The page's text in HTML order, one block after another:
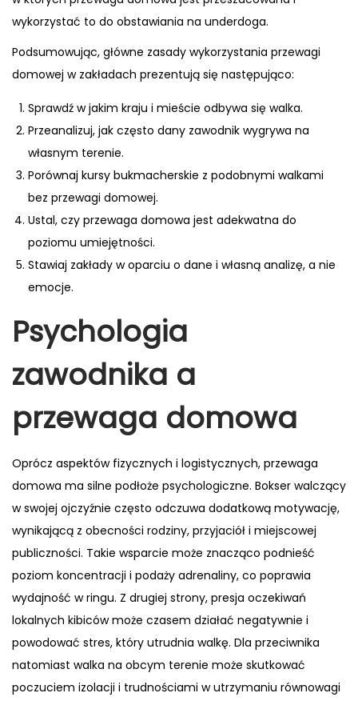
wykorzystać to do obstawiania na underdoga.
Podsumowując, główne zasady wykorzystania przewagi
domowej w zakładach prezentują się następująco:
Sprawdź w jakim kraju i mieście odbywa się walka.
Przeanalizuj, jak często dany zawodnik wygrywa na
własnym terenie.
Porównaj kursy bukmacherskie z podobnymi walkami
bez przewagi domowej.
Ustal, czy przewaga domowa jest adekwatna do
poziomu umiejętności.
Stawiaj zakłady w oparciu o dane i własną analizę, a nie
emocje.
Psychologia
zawodnika a
przewaga domowa
Oprócz aspektów fizycznych i logistycznych, przewaga
domowa ma silne podłoże psychologiczne. Bokser walczący
w swojej ojczyźnie często odczuwa dodatkową motywację,
wynikającą z obecności rodziny, przyjaciół i miejscowej
publiczności. Takie wsparcie może znacząco podnieść
poziom koncentracji i podaży adrenaliny, co poprawia
wydajność w ringu. Z drugiej strony, presja oczekiwań
lokalnych kibiców może czasem działać negatywnie i
powodować stres, który utrudnia walkę. Dla przeciwnika
natomiast walka na obcym terenie może skutkować
poczuciem izolacji i trudnościami w utrzymaniu równowagi